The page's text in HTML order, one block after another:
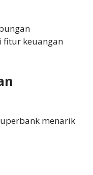
fitur keuangan
menarik